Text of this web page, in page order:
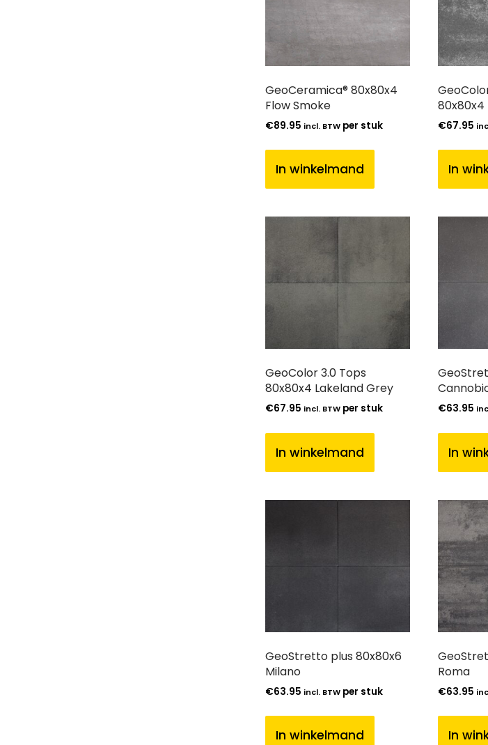
GeoCeramica® 80x80x4
Flow Smoke
€89.95 incl. BTW per stuk
In winkelmand
80x80x4
€67.95
In
GeoColor 3.0 Tops
80x80x4 Lakeland Grey
€67.95 incl. BTW per stuk
In winkelmand
€63.95
In
GeoStretto plus 80x80x6
Milano
€63.95 incl. BTW per stuk
In winkelmand
Roma
€63.95
In